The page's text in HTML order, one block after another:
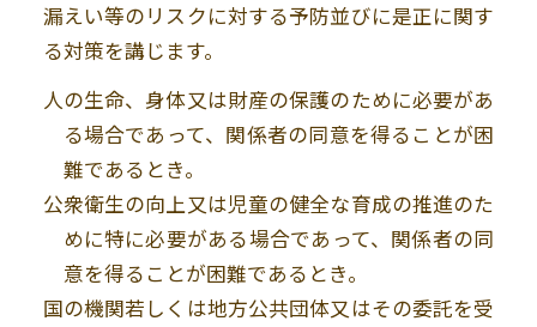
漏えい等のリスクに対する予防並びに是正に関す
る対策を講じます。
人の生命、身体又は財産の保護のために必要があ
る場合であって、関係者の同意を得ることが困
難であるとき。
公衆衛生の向上又は児童の健全な育成の推進のた
めに特に必要がある場合であって、関係者の同
意を得ることが困難であるとき。
国の機関若しくは地方公共団体又はその委託を受